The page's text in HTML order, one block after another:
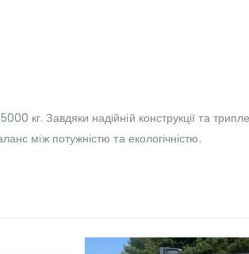
кг. Завдяки надійній конструкції та
між потужністю та екологічністю.